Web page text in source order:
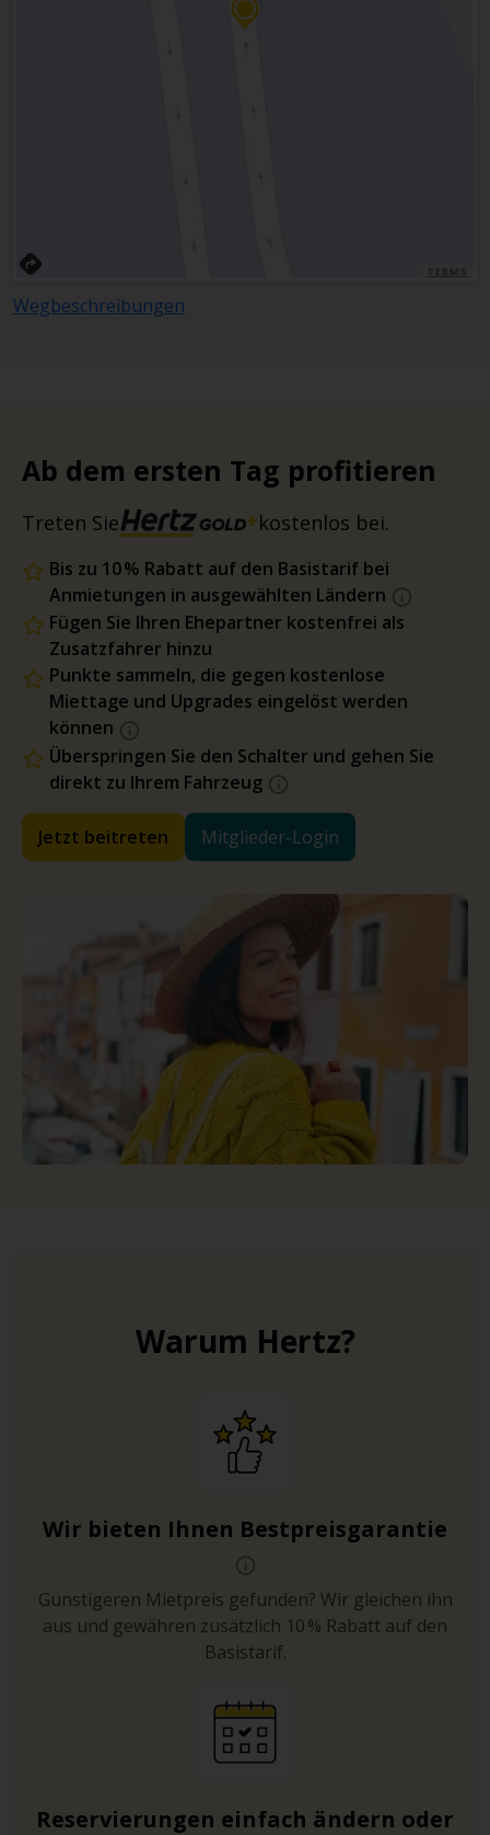
Wegbeschreibungen
Ab dem ersten Tag profitieren
Treten Sie kostenlos bei.
Bis zu 10 % Rabatt auf den Basistarif bei
Anmietungen in ausgewählten Ländern
Fügen Sie Ihren Ehepartner kostenfrei als
Zusatzfahrer hinzu
Punkte sammeln, die gegen kostenlose
Miettage und Upgrades eingelöst werden
können
Überspringen Sie den Schalter und gehen Sie
direkt zu Ihrem Fahrzeug
Jetzt beitreten Mitglieder-Login
Warum Hertz?
Wir bieten Ihnen Bestpreisgarantie
Günstigeren Mietpreis gefunden? Wir gleichen ihn
aus und gewähren zusätzlich 10 % Rabatt auf den
Basistarif.
Reservierungen einfach ändern oder